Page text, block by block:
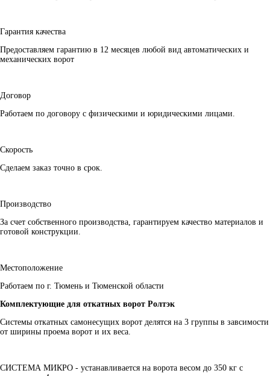
Гарантия качества
Предоставляем гарантию в 12 месяцев любой вид автоматических и
механических ворот
Договор
Работаем по договору с физическими и юридическими лицами.
Скорость
Сделаем заказ точно в срок.
Производство
За счет собственного производства, гарантируем качество материалов и
готовой конструкции.
Местоположение
Работаем по г. Тюмень и Тюменской области
Комплектующие для откатных ворот Ролтэк
Системы откатных самонесущих ворот делятся на 3 группы в завсимости
от ширины проема ворот и их веса.
СИСТЕМА МИКРО - устанавливается на ворота весом до 350 кг с